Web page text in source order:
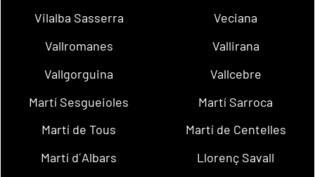
Vilalba Sasserra
Veciana
Vallromanes
Vallirana
Vallgorguina
Vallcebre
Martí Sesgueioles
Martí Sarroca
Martí de Tous
Martí de Centelles
Martí d´Albars
Llorenç Savall